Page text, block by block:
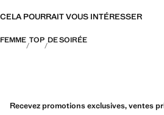
CELA POURRAIT VOUS INTÉRESSER
FEMME TOP DE SOIRÉE
Recevez promotions exclusives, ventes